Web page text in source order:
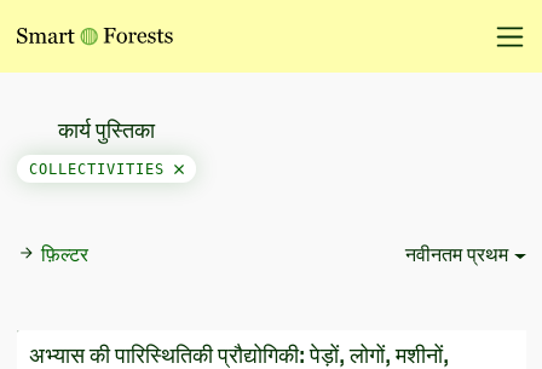
फ़िल्टर नवीनतम प्रथम
कार्य पुस्तिका
COLLECTIVITIES
अभ्यास की पारिस्थितिकी प्रौद्योगिकी: पेड़ों, लोगों, मशीनों,